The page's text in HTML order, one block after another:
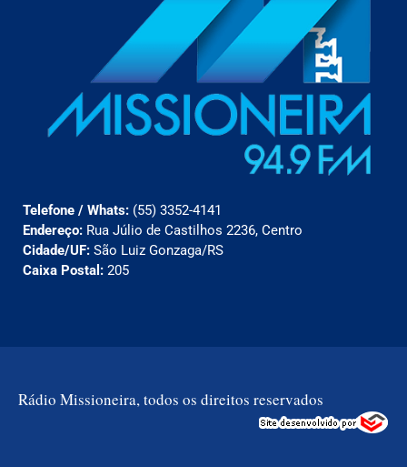
Telefone / Whats: (55) 3352-4141
Endereço: Rua Júlio de Castilhos 2236, Centro
Cidade/UF: São Luiz Gonzaga/RS
Caixa Postal: 205
Rádio Missioneira, todos os direitos reservados